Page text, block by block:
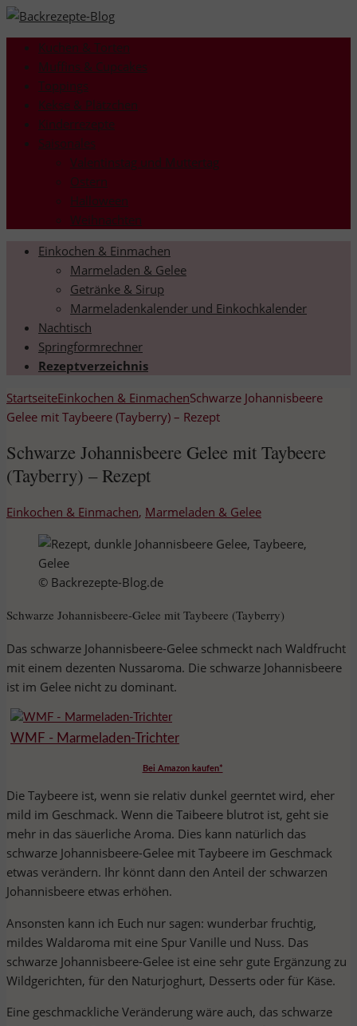
Kuchen & Torten
Muffins & Cupcakes
Toppings
Kekse & Plätzchen
Kinderrezepte
Saisonales
Valentinstag und Muttertag
Ostern
Halloween
Weihnachten
Einkochen & Einmachen
Marmeladen & Gelee
Getränke & Sirup
Marmeladenkalender und Einkochkalender
Nachtisch
Springformrechner
Rezeptverzeichnis
StartseiteEinkochen & EinmachenSchwarze Johannisbeere
Gelee mit Taybeere (Tayberry) – Rezept
Schwarze Johannisbeere Gelee mit Taybeere
(Tayberry) – Rezept
Einkochen & Einmachen, Marmeladen & Gelee
© Backrezepte-Blog.de
Schwarze Johannisbeere-Gelee mit Taybeere (Tayberry)
Das schwarze Johannisbeere-Gelee schmeckt nach Waldfrucht
mit einem dezenten Nussaroma. Die schwarze Johannisbeere
ist im Gelee nicht zu dominant.
WMF - Marmeladen-Trichter
Bei Amazon kaufen*
Die Taybeere ist, wenn sie relativ dunkel geerntet wird, eher
mild im Geschmack. Wenn die Taibeere blutrot ist, geht sie
mehr in das säuerliche Aroma. Dies kann natürlich das
schwarze Johannisbeere-Gelee mit Taybeere im Geschmack
etwas verändern. Ihr könnt dann den Anteil der schwarzen
Johannisbeere etwas erhöhen.
Ansonsten kann ich Euch nur sagen: wunderbar fruchtig,
mildes Waldaroma mit eine Spur Vanille und Nuss. Das
schwarze Johannisbeere-Gelee ist eine sehr gute Ergänzung zu
Wildgerichten, für den Naturjoghurt, Desserts oder für Käse.
Eine geschmackliche Veränderung wäre auch, das schwarze